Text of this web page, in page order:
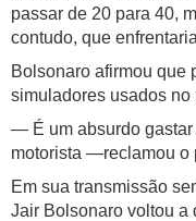
passar de 20 para 40,
contudo, que
Bolsonaro afirmou que
simuladores usados
— É um absurdo gastar
motorista —reclamou o
Em sua transmissão
Jair Bolsonaro voltou a